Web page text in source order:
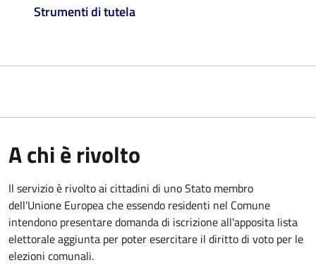
Strumenti di tutela
A chi è rivolto
Il servizio è rivolto ai cittadini di uno Stato membro
dell'Unione Europea che essendo residenti nel Comune
intendono presentare domanda di iscrizione all'apposita lista
elettorale aggiunta per poter esercitare il diritto di voto per le
elezioni comunali.